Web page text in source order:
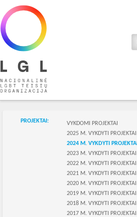
Nacionalinė LGBT teisių organizacija
Skilties meniu
PROJEKTAI:
VYKDOMI PROJEKTAI
2025 M. VYKDYTI PROJEKTAI
2024 M. VYKDYTI PROJEKTAI
2023 M. VYKDYTI PROJEKTAI
2022 M. VYKDYTI PROJEKTAI
2021 M. VYKDYTI PROJEKTAI
2020 M. VYKDYTI PROJEKTAI
2019 M. VYKDYTI PROJEKTAI
2018 M. VYKDYTI PROJEKTAI
2017 M. VYKDYTI PROJEKTAI